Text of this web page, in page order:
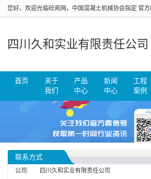
您好，欢迎光临砼商网，中国混凝土机械协会指定 官
四川久和实业有限责任公司
首页
关于
我们
产品
中心
新闻
中心
工程
案例
联系方式
公司:
四川久和实业有限责任公司